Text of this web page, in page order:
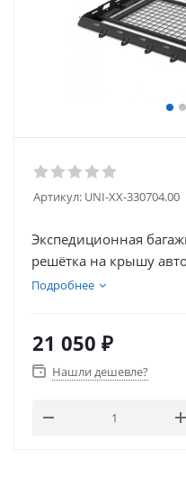
Артикул: UNI-XX-330704.00
Экспедиционная
решётка на крышу
транспортировку длинномерных
автомобилей
поперечинами. Корзина поставляется в
отдельных тарных
Подробнее
21 050 ₽
Нашли дешевле?